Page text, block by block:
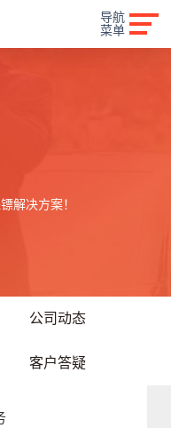
导航
菜单
解决方案！
公司动态
客户答疑